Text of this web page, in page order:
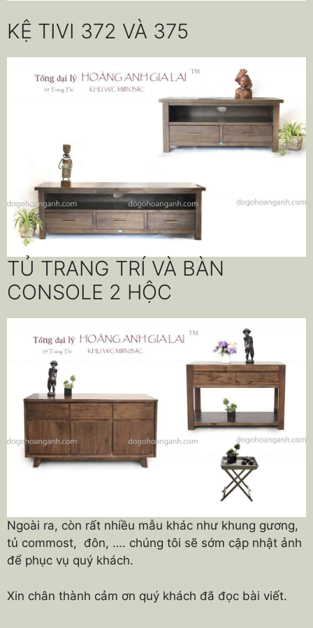
KỆ TIVI 372 VÀ 375
TỦ TRANG TRÍ VÀ BÀN
CONSOLE 2 HỘC
Ngoài ra, còn rất nhiều mẫu khác như khung gương,
tủ commost, đôn, …. chúng tôi sẽ sớm cập nhật ảnh
để phục vụ quý khách.
Xin chân thành cảm ơn quý khách đã đọc bài viết.